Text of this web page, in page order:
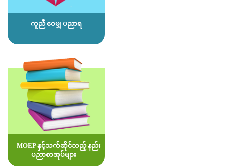
ကူညီ ဝေမျှ ပညာရ
MOEP နှင့်သက်ဆိုင်သည့် နည်း
ပညာစာအုပ်များ